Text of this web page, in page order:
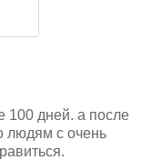
100 дней. а после
людям с очень